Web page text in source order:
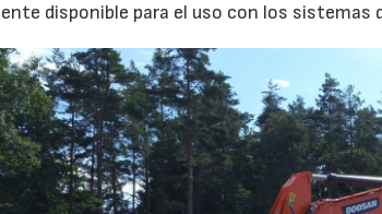
disponible para el uso con los sistemas